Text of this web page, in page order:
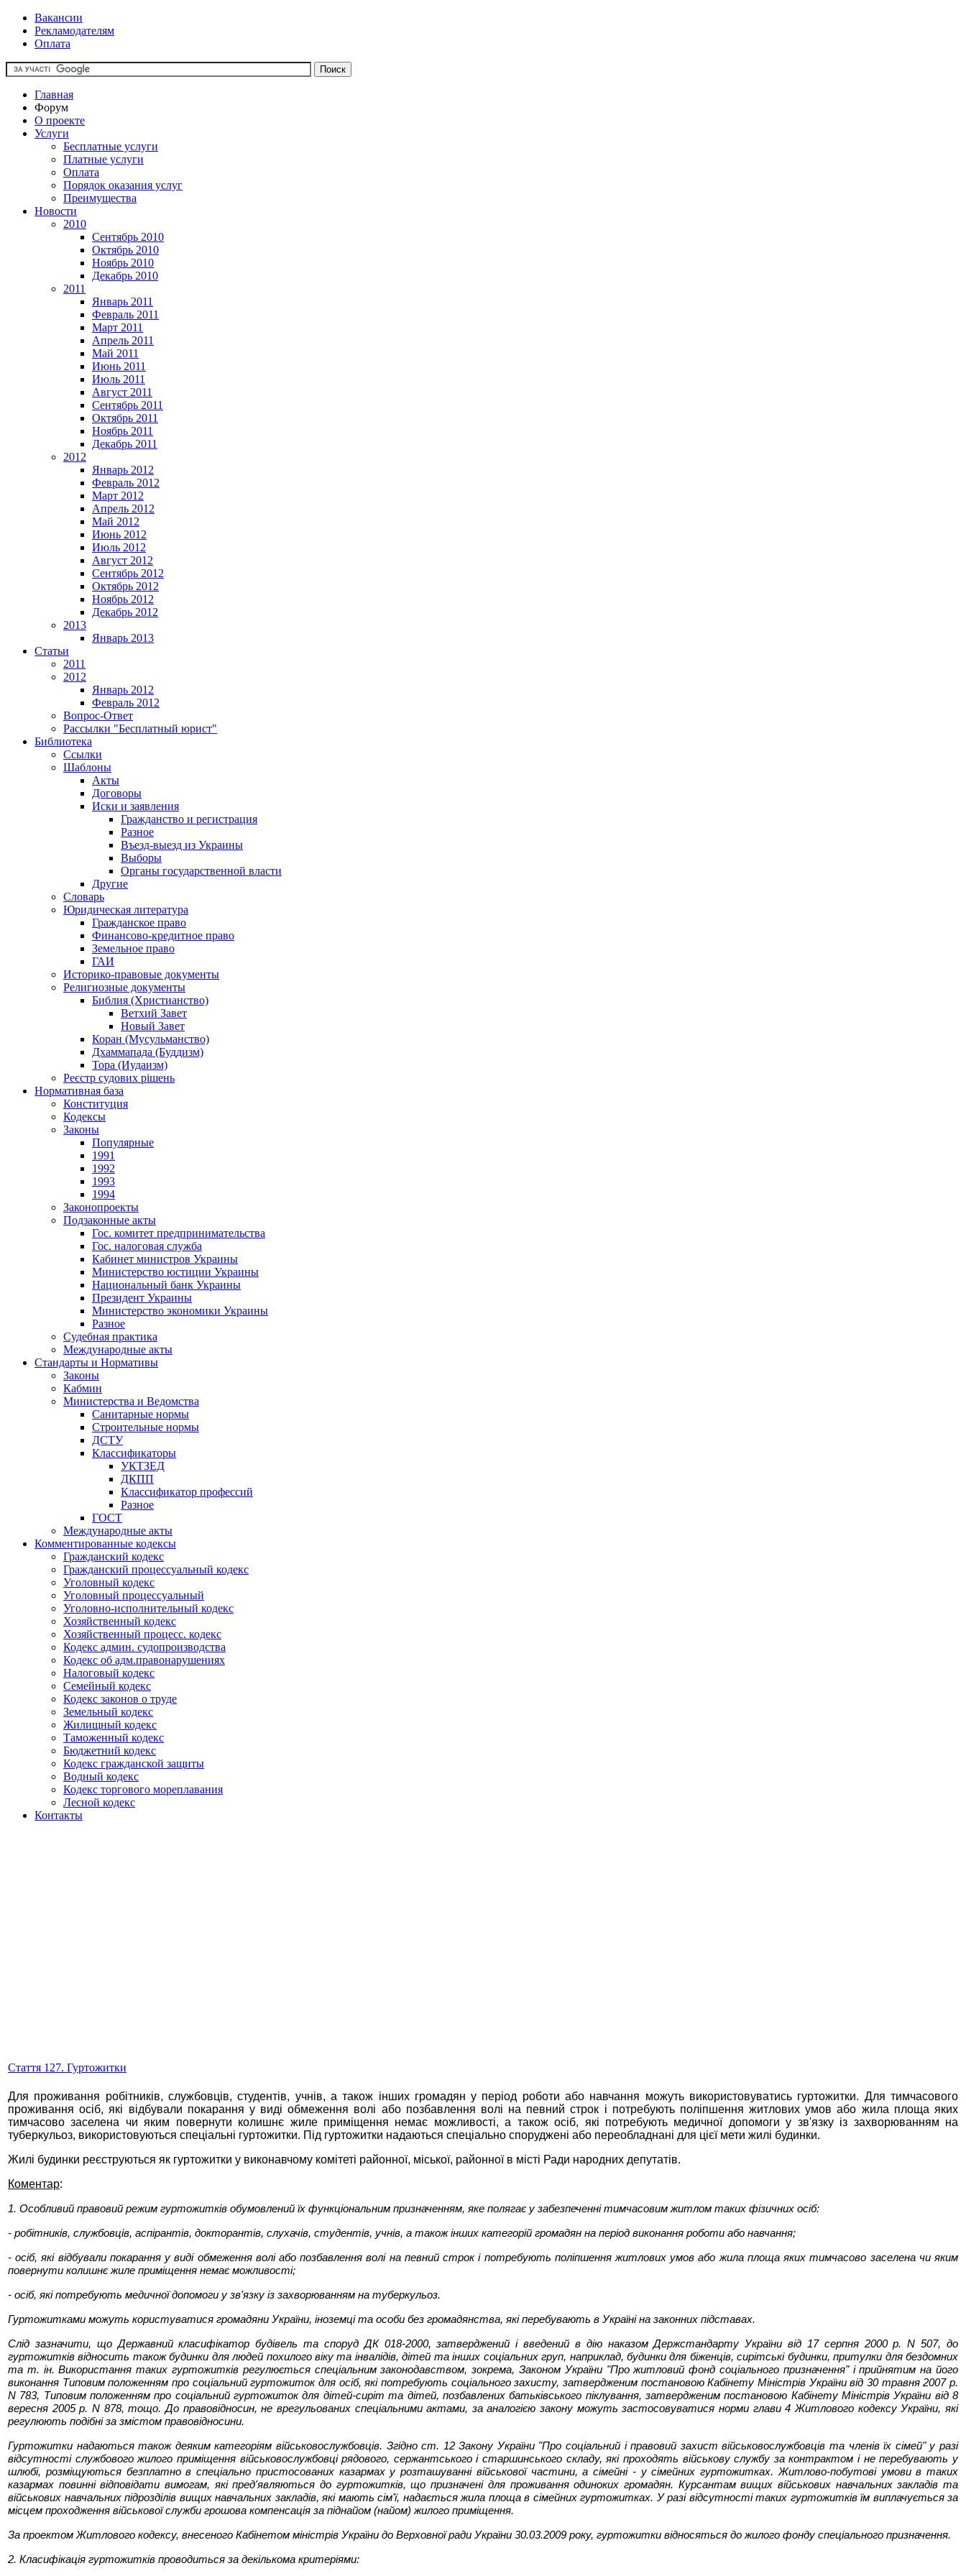
Вакансии
Рекламодателям
Оплата
Главная
Форум
О проекте
Услуги
Бесплатные услуги
Платные услуги
Оплата
Порядок оказания услуг
Преимущества
Новости
2010
Сентябрь 2010
Октябрь 2010
Ноябрь 2010
Декабрь 2010
2011
Январь 2011
Февраль 2011
Март 2011
Апрель 2011
Май 2011
Июнь 2011
Июль 2011
Август 2011
Сентябрь 2011
Октябрь 2011
Ноябрь 2011
Декабрь 2011
2012
Январь 2012
Февраль 2012
Март 2012
Апрель 2012
Май 2012
Июнь 2012
Июль 2012
Август 2012
Сентябрь 2012
Октябрь 2012
Ноябрь 2012
Декабрь 2012
2013
Январь 2013
Статьи
2011
2012
Январь 2012
Февраль 2012
Вопрос-Ответ
Рассылки "Бесплатный юрист"
Библиотека
Ссылки
Шаблоны
Акты
Договоры
Иски и заявления
Гражданство и регистрация
Разное
Въезд-выезд из Украины
Выборы
Органы государственной власти
Другие
Словарь
Юридическая литература
Гражданское право
Финансово-кредитное право
Земельное право
ГАИ
Историко-правовые документы
Религиозные документы
Библия (Христианство)
Ветхий Завет
Новый Завет
Коран (Мусульманство)
Дхаммапада (Буддизм)
Тора (Иудаизм)
Реєстр судових рішень
Нормативная база
Конституция
Кодексы
Законы
Популярные
1991
1992
1993
1994
Законопроекты
Подзаконные акты
Гос. комитет предпринимательства
Гос. налоговая служба
Кабинет министров Украины
Министерство юстиции Украины
Национальный банк Украины
Президент Украины
Министерство экономики Украины
Разное
Судебная практика
Международные акты
Стандарты и Нормативы
Законы
Кабмин
Министерства и Ведомства
Санитарные нормы
Строительные нормы
ДСТУ
Классификаторы
УКТЗЕД
ДКПП
Классификатор профессий
Разное
ГОСТ
Международные акты
Комментированные кодексы
Гражданский кодекс
Гражданский процессуальный кодекс
Уголовный кодекс
Уголовный процессуальный
Уголовно-исполнительный кодекс
Хозяйственный кодекс
Хозяйственный процесс. кодекс
Кодекс админ. судопроизводства
Кодекс об адм.правонарушениях
Налоговый кодекс
Семейный кодекс
Кодекс законов о труде
Земельный кодекс
Жилищный кодекс
Таможенный кодекс
Бюджетний кодекс
Кодекс гражданской защиты
Водный кодекс
Кодекс торгового мореплавания
Лесной кодекс
Контакты
Стаття 127. Гуртожитки
Для проживання робітників, службовців, студентів, учнів, а також інших громадян у період роботи або навчання можуть використовуватись гуртожитки. Для тимчасового
проживання осіб, які відбували покарання у виді обмеження волі або позбавлення волі на певний строк і потребують поліпшення житлових умов або жила площа яких
тимчасово заселена чи яким повернути колишнє жиле приміщення немає можливості, а також осіб, які потребують медичної допомоги у зв'язку із захворюванням на
туберкульоз, використовуються спеціальні гуртожитки. Під гуртожитки надаються спеціально споруджені або переобладнані для цієї мети жилі будинки.
Жилі будинки реєструються як гуртожитки у виконавчому комітеті районної, міської, районної в місті Ради народних депутатів.
Коментар:
1. Особливий правовий режим гуртожитків обумовлений їх функціональним призначенням, яке полягає у забезпеченні тимчасовим житлом таких фізичних осіб:
- робітників, службовців, аспірантів, докторантів, слухачів, студентів, учнів, а також інших категорій громадян на період виконання роботи або навчання;
- осіб, які відбували покарання у виді обмеження волі або позбавлення волі на певний строк і потребують поліпшення житлових умов або жила площа яких тимчасово заселена чи яким
повернути колишнє жиле приміщення немає можливості;
- осіб, які потребують медичної допомоги у зв'язку із захворюванням на туберкульоз.
Гуртожитками можуть користуватися громадяни України, іноземці та особи без громадянства, які перебувають в Україні на законних підставах.
Слід зазначити, що Державний класифікатор будівель та споруд ДК 018-2000, затверджений і введений в дію наказом Держстандарту України від 17 серпня 2000 р. N 507, до
гуртожитків відносить також будинки для людей похилого віку та інвалідів, дітей та інших соціальних груп, наприклад, будинки для біженців, сирітські будинки, притулки для бездомних
та т. ін. Використання таких гуртожитків регулюється спеціальним законодавством, зокрема, Законом України "Про житловий фонд соціального призначення" і прийнятим на його
виконання Типовим положенням про соціальний гуртожиток для осіб, які потребують соціального захисту, затвердженим постановою Кабінету Міністрів України від 30 травня 2007 р.
N 783, Типовим положенням про соціальний гуртожиток для дітей-сиріт та дітей, позбавлених батьківського піклування, затвердженим постановою Кабінету Міністрів України від 8
вересня 2005 р. N 878, тощо. До правовідносин, не врегульованих спеціальними актами, за аналогією закону можуть застосовуватися норми глави 4 Житлового кодексу України, які
регулюють подібні за змістом правовідносини.
Гуртожитки надаються також деяким категоріям військовослужбовців. Згідно ст. 12 Закону України "Про соціальний і правовий захист військовослужбовців та членів їх сімей" у разі
відсутності службового жилого приміщення військовослужбовці рядового, сержантського і старшинського складу, які проходять військову службу за контрактом і не перебувають у
шлюбі, розміщуються безплатно в спеціально пристосованих казармах у розташуванні військової частини, а сімейні - у сімейних гуртожитках. Житлово-побутові умови в таких
казармах повинні відповідати вимогам, які пред'являються до гуртожитків, що призначені для проживання одиноких громадян. Курсантам вищих військових навчальних закладів та
військових навчальних підрозділів вищих навчальних закладів, які мають сім'ї, надається жила площа в сімейних гуртожитках. У разі відсутності таких гуртожитків їм виплачується за
місцем проходження військової служби грошова компенсація за піднайом (найом) жилого приміщення.
За проектом Житлового кодексу, внесеного Кабінетом міністрів України до Верховної ради України 30.03.2009 року, гуртожитки відносяться до жилого фонду спеціального призначення.
2. Класифікація гуртожитків проводиться за декількома критеріями: